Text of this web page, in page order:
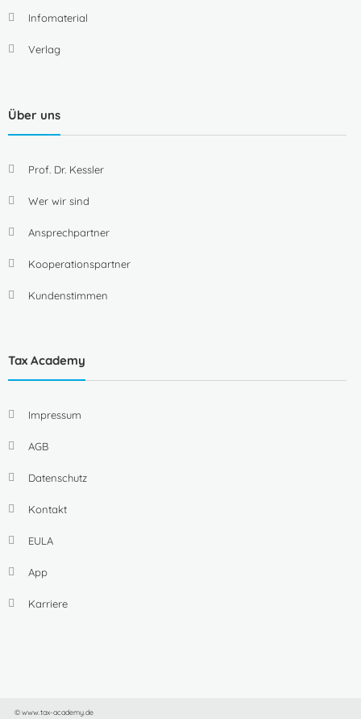
Infomaterial
Verlag
Über uns
Prof. Dr. Kessler
Wer wir sind
Ansprechpartner
Kooperationspartner
Kundenstimmen
Tax Academy
Impressum
AGB
Datenschutz
Kontakt
EULA
App
Karriere
© www.tax-academy.de